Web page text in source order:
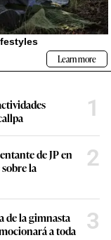
1
de JP en
la
2
de la gimnasta
a toda
3